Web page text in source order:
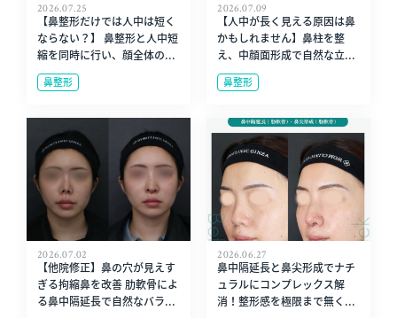
2026.07.25
【鼻整形だけでは人中は短く
ならない？】 鼻整形と人中短
縮を同時に行い、顔全体の...
鼻整形
2026.07.09
【人中が長く見える原因は鼻
かもしれません】鼻柱を整
え、中顔面形成で自然な立...
鼻整形
2026.07.02
【他院修正】鼻の穴が見えす
ぎる拘縮鼻を改善 肋軟骨によ
る鼻中隔延長で自然なバラ...
2026.06.27
鼻中隔延長と鼻尖形成でナチ
ュラルにコンプレックス解
消！整形感を極限まで無く...